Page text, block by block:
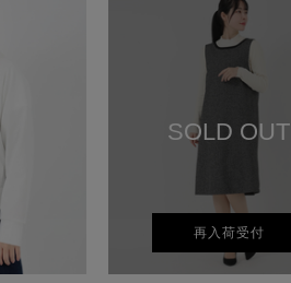
SOLD OUT
再入荷受付